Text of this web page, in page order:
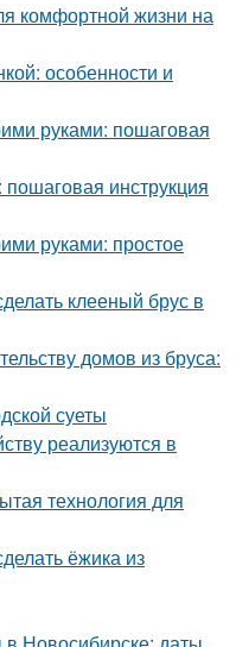
комфортной жизни на
особенности и
руками: пошаговая
инструкция
руками: простое
клееный брус в
домов из бруса:
суеты
реализуются в
технология для
ёжика из